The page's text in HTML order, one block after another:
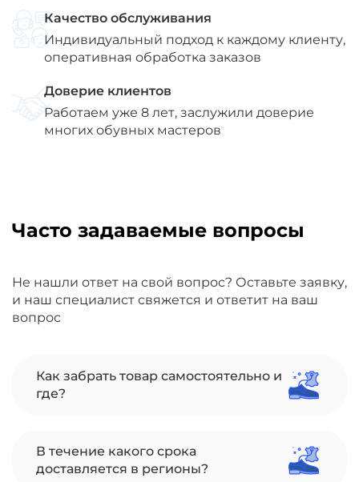
Качество обслуживания
Индивидуальный подход к каждому клиенту,
оперативная обработка заказов
Доверие клиентов
Работаем уже 8 лет, заслужили доверие
многих обувных мастеров
Часто задаваемые вопросы
Не нашли ответ на свой вопрос? Оставьте заявку,
и наш специалист свяжется и ответит на ваш
вопрос
Как забрать товар самостоятельно и
где?
В течение какого срока
доставляется в регионы?